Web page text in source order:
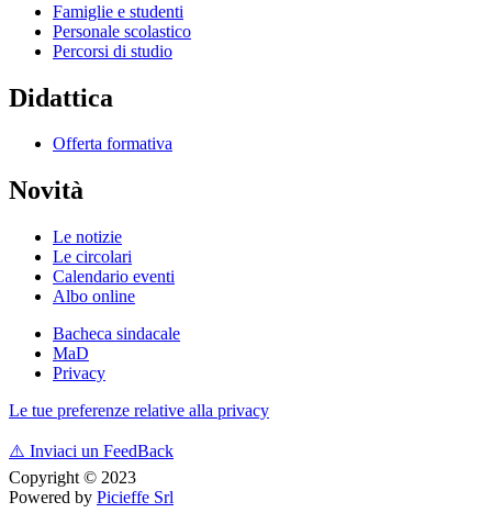
Famiglie e studenti
Personale scolastico
Percorsi di studio
Didattica
Offerta formativa
Novità
Le notizie
Le circolari
Calendario eventi
Albo online
Bacheca sindacale
MaD
Privacy
Le tue preferenze relative alla privacy
⚠️ Inviaci un FeedBack
Copyright © 2023
Powered by Picieffe Srl